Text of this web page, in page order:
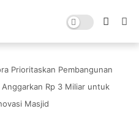
Prioritaskan Pembangunan
Rp 3 Miliar untuk
Masjid